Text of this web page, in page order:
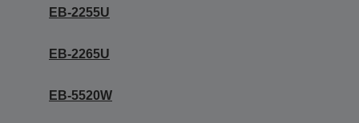
EB-2255U
EB-2265U
EB-5520W